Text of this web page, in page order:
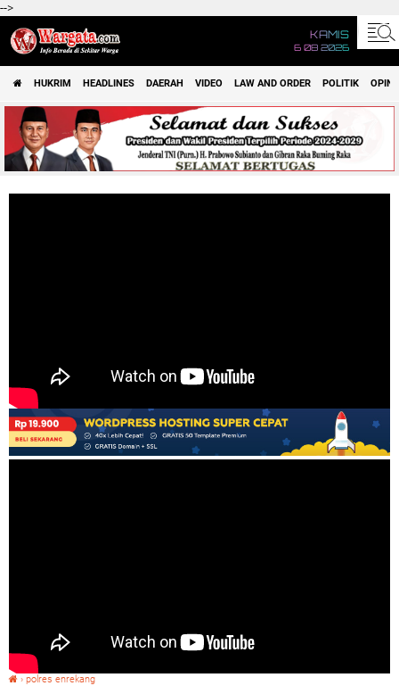
-->
KAMIS
6 08 2026
HUKRIM HEADLINES DAERAH VIDEO LAW AND ORDER POLITIK OPINI
› polres enrekang